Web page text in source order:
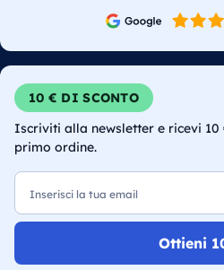
10 € DI SCONTO
Iscriviti alla newsletter e ricevi 10
primo ordine.
Ottieni